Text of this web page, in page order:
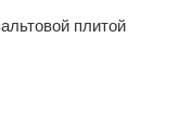
плитой